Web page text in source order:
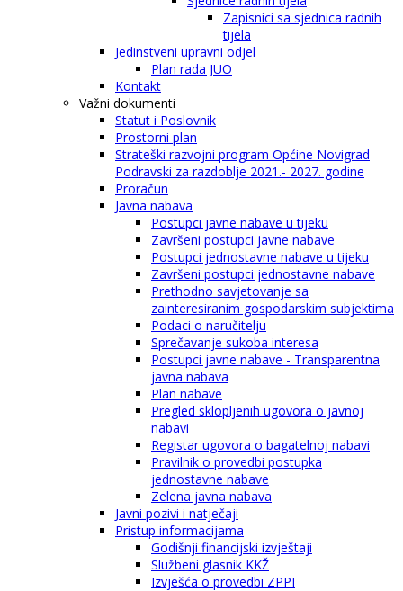
Zapisnici sa sjednica radnih
tijela
Jedinstveni upravni odjel
Plan rada JUO
Kontakt
Važni dokumenti
Statut i Poslovnik
Prostorni plan
Strateški razvojni program Općine Novigrad
Podravski za razdoblje 2021.- 2027. godine
Proračun
Javna nabava
Postupci javne nabave u tijeku
Završeni postupci javne nabave
Postupci jednostavne nabave u tijeku
Završeni postupci jednostavne nabave
Prethodno savjetovanje sa
zainteresiranim gospodarskim subjektima
Podaci o naručitelju
Sprečavanje sukoba interesa
Postupci javne nabave - Transparentna
javna nabava
Plan nabave
Pregled sklopljenih ugovora o javnoj
nabavi
Registar ugovora o bagatelnoj nabavi
Pravilnik o provedbi postupka
jednostavne nabave
Zelena javna nabava
Javni pozivi i natječaji
Pristup informacijama
Godišnji financijski izvještaji
Službeni glasnik KKŽ
Izvješća o provedbi ZPPI